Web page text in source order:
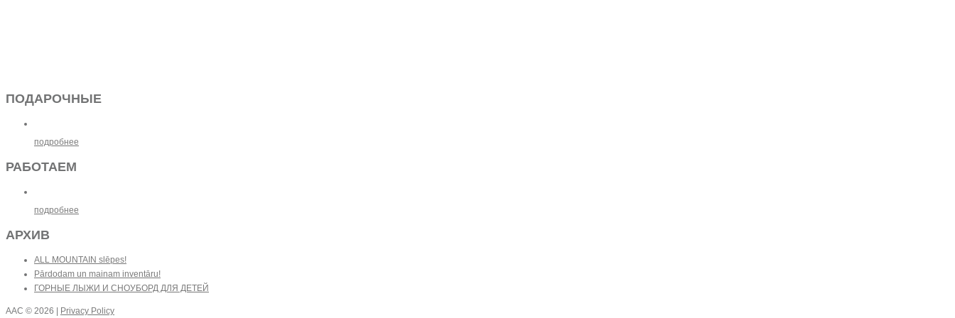
ПОДАРОЧНЫЕ
подробнее
РАБОТАЕМ
подробнее
АРХИВ
ALL MOUNTAIN slēpes!
Pārdodam un mainam inventāru!
ГОРНЫЕ ЛЫЖИ И СНОУБОРД ДЛЯ ДЕТЕЙ
AAC © 2026 | Privacy Policy